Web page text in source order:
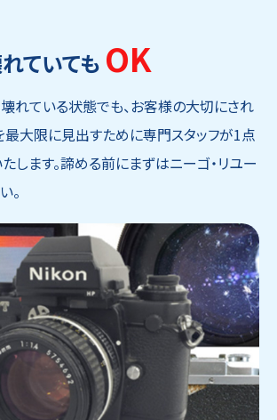
ていても OK
れている状態でも、お客様の大切にされ
大限に見出すために専門スタッフが1点
します。諦める前にまずはニーゴ・リユー
。